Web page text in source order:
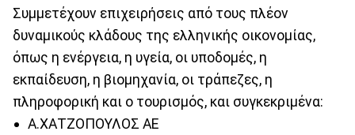
Συμμετέχουν επιχειρήσεις από τους πλέον
δυναμικούς κλάδους της ελληνικής οικονομίας,
όπως η ενέργεια, η υγεία, οι υποδομές, η
εκπαίδευση, η βιομηχανία, οι τράπεζες, η
πληροφορική και ο τουρισμός, και συγκεκριμένα:
Α.ΧΑΤΖΟΠΟΥΛΟΣ ΑΕ